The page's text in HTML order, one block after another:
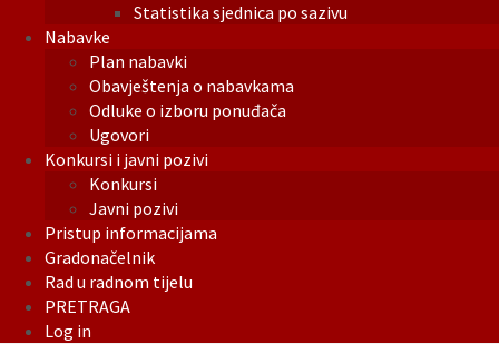
Statistika sjednica po sazivu
Nabavke
Plan nabavki
Obavještenja o nabavkama
Odluke o izboru ponuđača
Ugovori
Konkursi i javni pozivi
Konkursi
Javni pozivi
Pristup informacijama
Gradonačelnik
Rad u radnom tijelu
PRETRAGA
Log in